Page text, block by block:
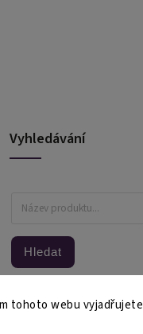
tohoto webu vyjadřujete
Vyhledávání
Hledat